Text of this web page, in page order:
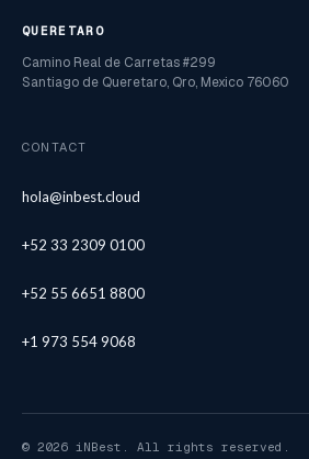
QUERETARO
Camino Real de Carretas #299
Santiago de Queretaro, Qro, Mexico 76060
CONTACT
hola@inbest.cloud
+52 33 2309 0100
+52 55 6651 8800
+1 973 554 9068
© 2026 iNBest. All rights reserved.